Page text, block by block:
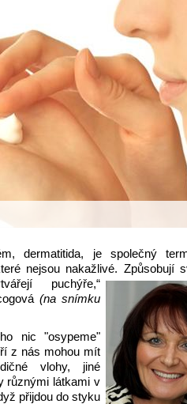
dermatitida, je společný
nejsou nakažlivé. Způsobují
puchýře,“
(na snímku
nic "osypeme"
z nás mohou mít
vlohy, jiné
různými látkami v
přijdou do styku